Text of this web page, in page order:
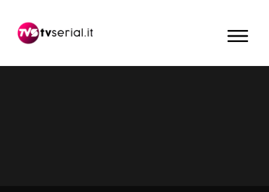
navigazione
contenuto
barra
primaria
MENU